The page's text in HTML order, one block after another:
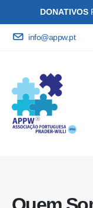
DONATIVOS
info@appw.pt